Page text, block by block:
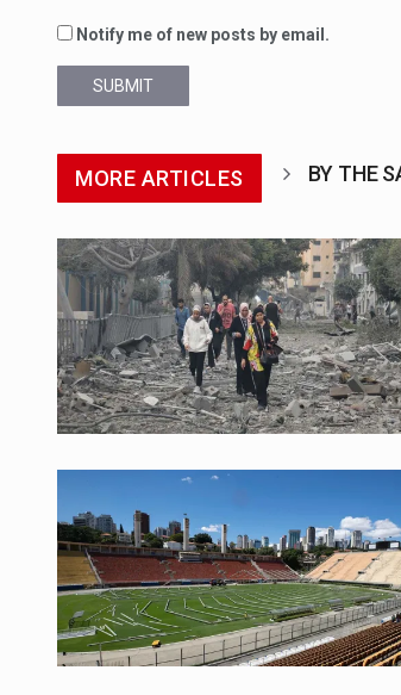
Notify me of new posts by email.
SUBMIT
MORE ARTICLES BY THE